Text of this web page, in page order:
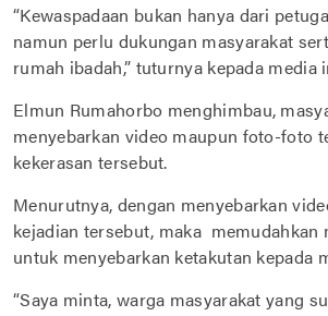
“Kewaspadaan bukan hanya dari
namun perlu dukungan masyarakat
rumah ibadah,” tuturnya kepada media
Elmun Rumahorbo menghimbau,
menyebarkan video maupun foto-foto
kekerasan tersebut.
Menurutnya, dengan menyebarkan
kejadian tersebut, maka memudahkan
untuk menyebarkan ketakutan kepada
“Saya minta, warga masyarakat yang